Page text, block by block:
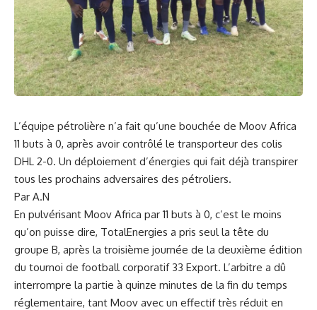
L’équipe pétrolière n’a fait qu’une bouchée de Moov Africa
11 buts à 0, après avoir contrôlé le transporteur des colis
DHL 2-0. Un déploiement d’énergies qui fait déjà transpirer
tous les prochains adversaires des pétroliers.
Par A.N
En pulvérisant Moov Africa par 11 buts à 0, c’est le moins
qu’on puisse dire, TotalEnergies a pris seul la tête du
groupe B, après la troisième journée de la deuxième édition
du tournoi de football corporatif 33 Export. L’arbitre a dû
interrompre la partie à quinze minutes de la fin du temps
réglementaire, tant Moov avec un effectif très réduit en